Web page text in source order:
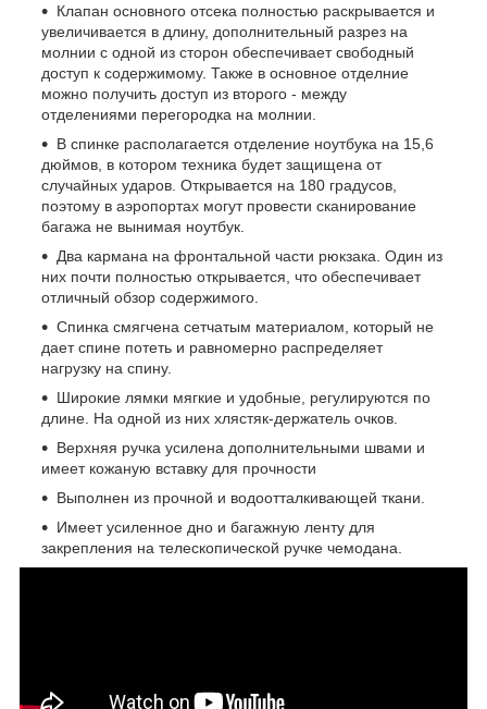
Клапан основного отсека полностью раскрывается и
увеличивается в длину, дополнительный разрез на
молнии с одной из сторон обеспечивает свободный
доступ к содержимому. Также в основное отделние
можно получить доступ из второго - между
отделениями перегородка на молнии.
В спинке располагается отделение ноутбука на 15,6
дюймов, в котором техника будет защищена от
случайных ударов. Открывается на 180 градусов,
поэтому в аэропортах могут провести сканирование
багажа не вынимая ноутбук.
Два кармана на фронтальной части рюкзака. Один из
них почти полностью открывается, что обеспечивает
отличный обзор содержимого.
Спинка смягчена сетчатым материалом, который не
дает спине потеть и равномерно распределяет
нагрузку на спину.
Широкие лямки мягкие и удобные, регулируются по
длине. На одной из них хлястяк-держатель очков.
Верхняя ручка усилена дополнительными швами и
имеет кожаную вставку для прочности
Выполнен из прочной и водоотталкивающей ткани.
Имеет усиленное дно и багажную ленту для
закрепления на телескопической ручке чемодана.